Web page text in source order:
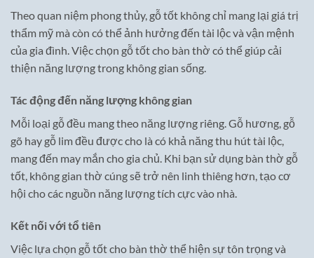
Theo quan niệm phong thủy, gỗ tốt không chỉ mang lại giá trị
thẩm mỹ mà còn có thể ảnh hưởng đến tài lộc và vận mệnh
của gia đình. Việc chọn gỗ tốt cho bàn thờ có thể giúp cải
thiện năng lượng trong không gian sống.
Tác động đến năng lượng không gian
Mỗi loại gỗ đều mang theo năng lượng riêng. Gỗ hương, gỗ
gõ hay gỗ lim đều được cho là có khả năng thu hút tài lộc,
mang đến may mắn cho gia chủ. Khi bạn sử dụng bàn thờ gỗ
tốt, không gian thờ cúng sẽ trở nên linh thiêng hơn, tạo cơ
hội cho các nguồn năng lượng tích cực vào nhà.
Kết nối với tổ tiên
Việc lựa chọn gỗ tốt cho bàn thờ thể hiện sự tôn trọng và